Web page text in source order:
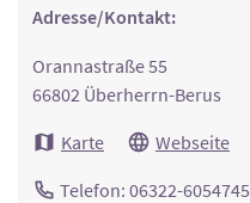
Adresse/Kontakt:
Orannastraße 55
66802 Überherrn-Berus
Karte
Webseite
Telefon: 06322-6054745